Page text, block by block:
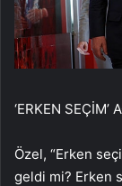
‘ERKEN SEÇİM’
Özel, “Erken
geldi mi? Erken